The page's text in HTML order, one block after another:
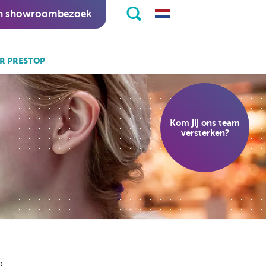
showroombezoek
ook:
software.
software.
PRESTOP
Kom jij ons team
versterken?